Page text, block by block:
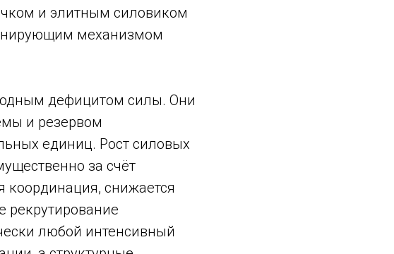
и элитным силовиком
механизмом
дефицитом силы. Они
и резервом
единиц. Рост силовых
за счёт
снижается
рекрутирование
любой интенсивный